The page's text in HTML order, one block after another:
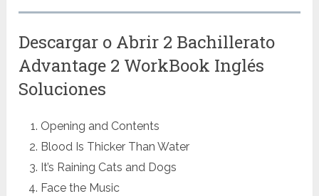
Descargar o Abrir 2 Bachillerato
Advantage 2 WorkBook Inglés
Soluciones
Opening and Contents
Blood Is Thicker Than Water
It’s Raining Cats and Dogs
Face the Music